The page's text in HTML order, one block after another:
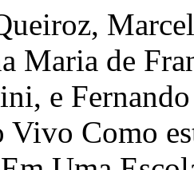
Maria de
e
Vivo Como